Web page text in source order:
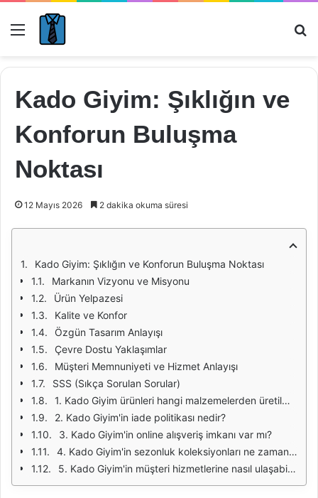
Menü
Kado Giyim: Şıklığın ve
Konforun Buluşma
Noktası
12 Mayıs 2026 2 dakika okuma süresi
Kado Giyim: Şıklığın ve Konforun Buluşma Noktası
Markanın Vizyonu ve Misyonu
Ürün Yelpazesi
Kalite ve Konfor
Özgün Tasarım Anlayışı
Çevre Dostu Yaklaşımlar
Müşteri Memnuniyeti ve Hizmet Anlayışı
SSS (Sıkça Sorulan Sorular)
1. Kado Giyim ürünleri hangi malzemelerden üretilmektedir?
2. Kado Giyim'in iade politikası nedir?
3. Kado Giyim'in online alışveriş imkanı var mı?
4. Kado Giyim'in sezonluk koleksiyonları ne zaman çıkar?
5. Kado Giyim'in müşteri hizmetlerine nasıl ulaşabilirim?